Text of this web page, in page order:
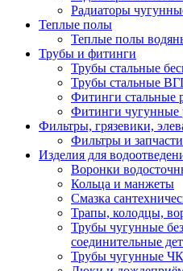
Радиаторы
Теплые полы
Теплые полы
Трубы и фитинги
Трубы стальные
Трубы стальные
Фитинги стальные
Фитинги чугунные
Фильтры, грязевики,
Фильтры и
Изделия для
Воронки
Кольца и манжеты
Смазка
Трапы, колодцы,
Трубы чугунные
соединительные
Трубы чугунные ЧК